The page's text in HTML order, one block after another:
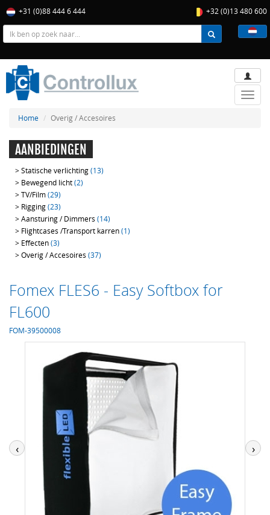
+31 (0)88 444 6 444 +32 (0)13 480 600
Toggle
Home
Overig / Accesoires
AANBIEDINGEN
>Statische verlichting(13)
> Bewegend licht(2)
>TV/Film(29)
> Rigging(23)
>Aansturing / Dimmers (14)
> Flightcases /Transport karren(1)
> Effecten(3)
>Overig / Accesoires (37)
Fomex FLES6 - Easy Softbox for
FL600
FOM-39500008
‹ ›